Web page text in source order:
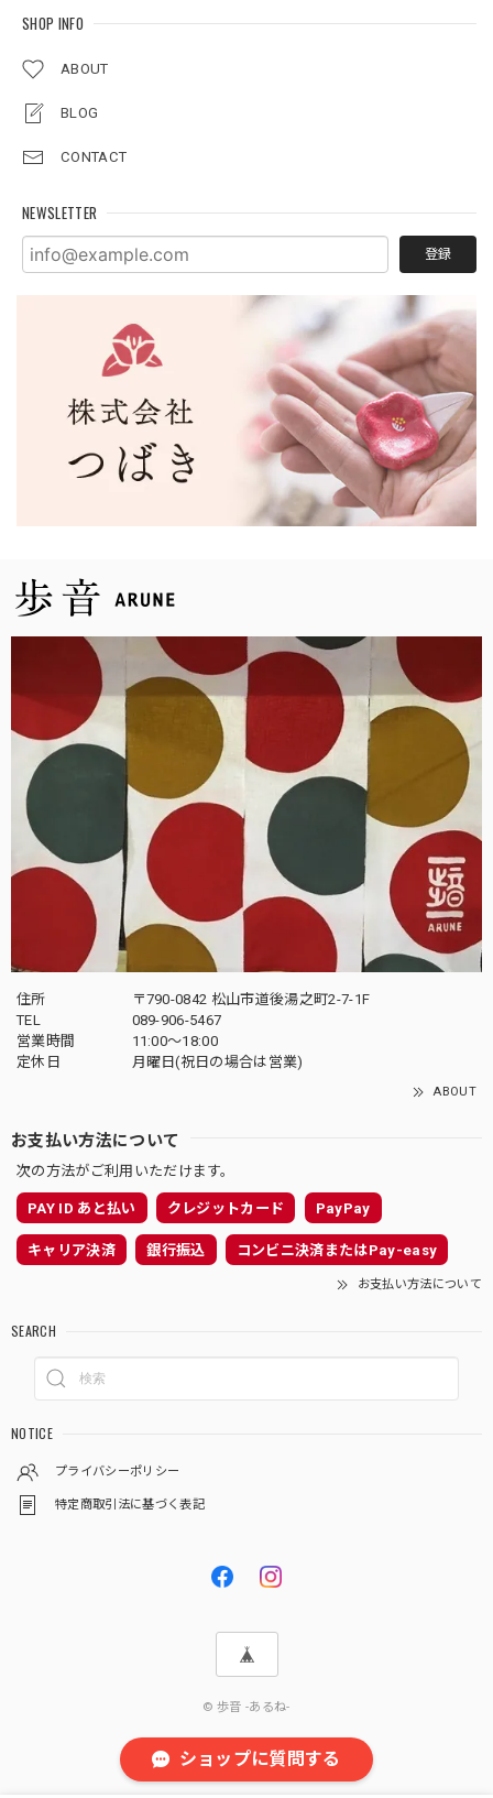
SHOP INFO
ABOUT
BLOG
CONTACT
NEWSLETTER
登録
住所
〒790-0842 松山市道後湯之町2-7-1F
TEL
089-906-5467
営業時間
11:00〜18:00
定休日
月曜日(祝日の場合は営業)
ABOUT
お支払い方法について
次の方法がご利用いただけます。
PAY ID あと払い クレジットカード PayPay
キャリア決済 銀行振込 コンビニ決済またはPay-easy
お支払い方法について
SEARCH
NOTICE
プライバシーポリシー
特定商取引法に基づく表記
© 歩音 -あるね-
ショップに質問する